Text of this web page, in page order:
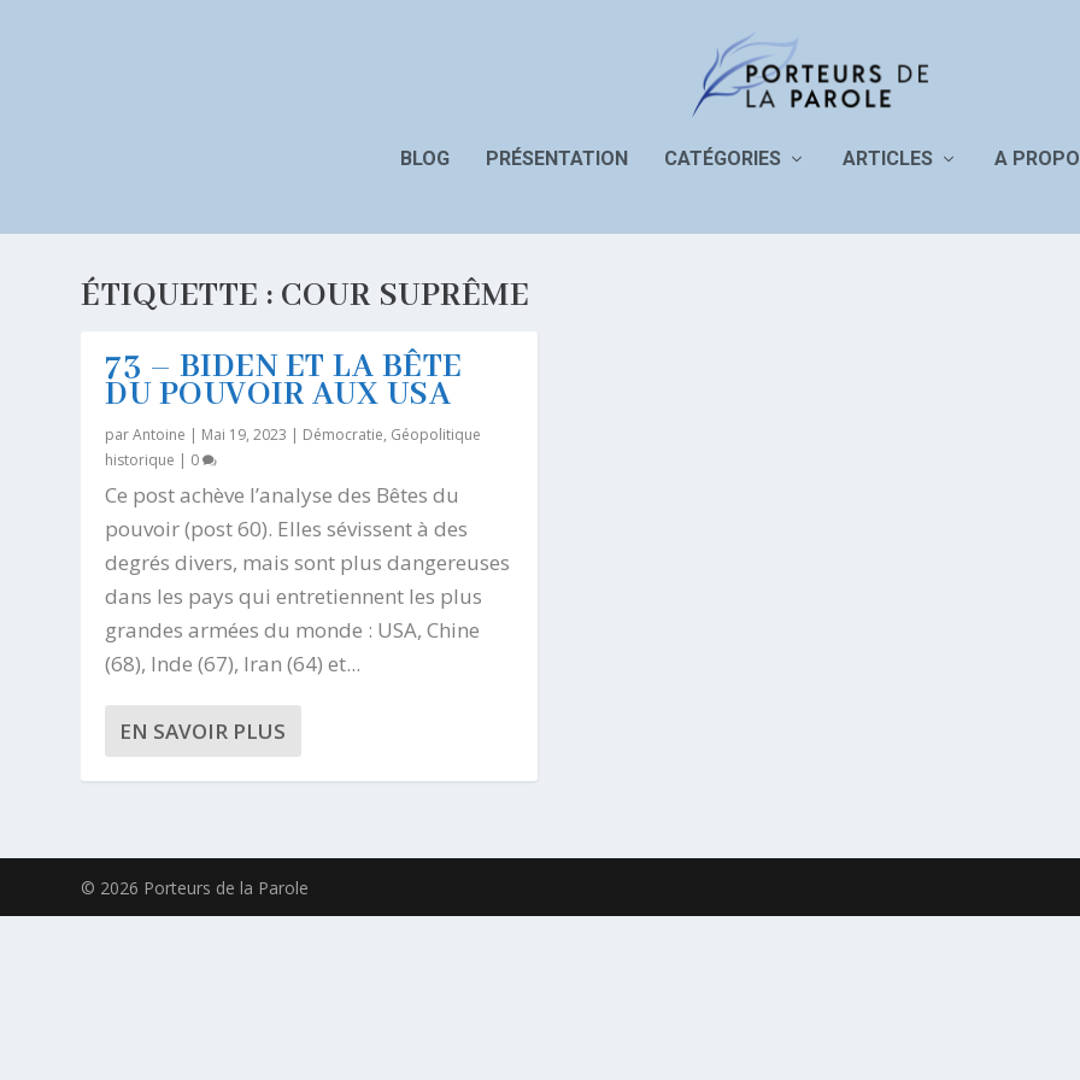
BLOG PRÉSENTATION CATÉGORIES ARTICLES A
ÉTIQUETTE : COUR SUPRÊME
73 – BIDEN ET LA BÊTE
DU POUVOIR AUX USA
parAntoine | Mai 19, 2023 | Démocratie, Géopolitique
historique | 0
Ce post achève l’analyse des Bêtes du
pouvoir (post 60). Elles sévissent à des
degrés divers, mais sont plus dangereuses
dans les pays qui entretiennent les plus
grandes armées du monde : USA, Chine
(68), Inde (67), Iran (64) et...
EN SAVOIR PLUS
© 2026 Porteurs de la Parole